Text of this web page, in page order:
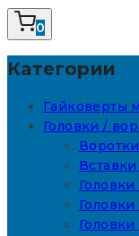
0
Категории
Гайковерты
Головки /